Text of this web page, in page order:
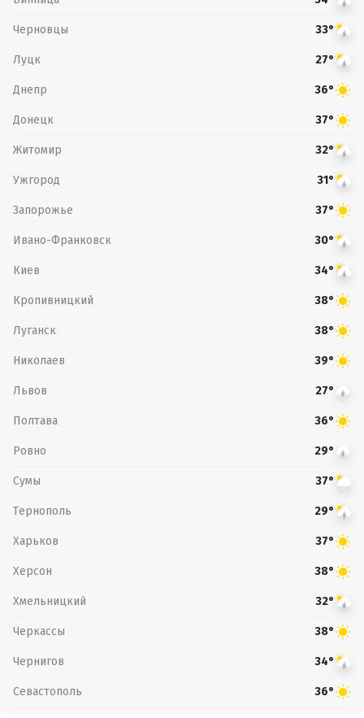
Черновцы 33°
Луцк 27°
Днепр 36°
Донецк 37°
Житомир 32°
Ужгород 31°
Запорожье 37°
Ивано-Франковск 30°
Киев 34°
Кропивницкий 38°
Луганск 38°
Николаев 39°
Львов 27°
Полтава 36°
Ровно 29°
Сумы 37°
Тернополь 29°
Харьков 37°
Херсон 38°
Хмельницкий 32°
Черкассы 38°
Чернигов 34°
Севастополь 36°